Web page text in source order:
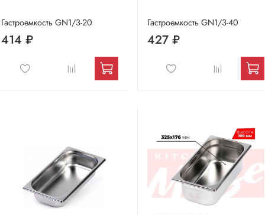
Гастроемкость GN1/3-20
414 ₽
Гастроемкость GN1/3-40
427 ₽